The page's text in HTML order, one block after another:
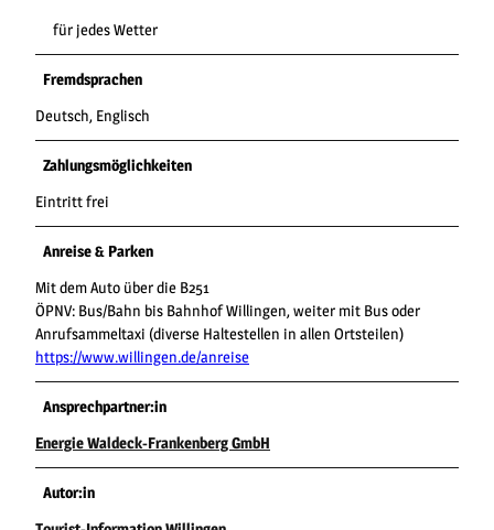
für jedes Wetter
Fremdsprachen
Deutsch, Englisch
Zahlungsmöglichkeiten
Eintritt frei
Anreise & Parken
Mit dem Auto über die B251
ÖPNV: Bus/Bahn bis Bahnhof Willingen, weiter mit Bus oder
Anrufsammeltaxi (diverse Haltestellen in allen Ortsteilen)
https://www.willingen.de/anreise
Ansprechpartner:in
Energie Waldeck-Frankenberg GmbH
Autor:in